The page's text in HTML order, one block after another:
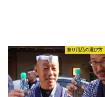
祭り用品の選び方